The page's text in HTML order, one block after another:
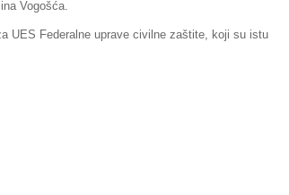
Vogošća.
UES Federalne uprave civilne zaštite, koji su istu